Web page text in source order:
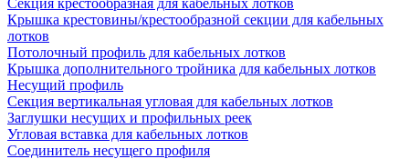
Секция крестообразная для кабельных лотков
Крышка крестовины/крестообразной секции для кабельных
лотков
Потолочный профиль для кабельных лотков
Крышка дополнительного тройника для кабельных лотков
Несущий профиль
Секция вертикальная угловая для кабельных лотков
Заглушки несущих и профильных реек
Угловая вставка для кабельных лотков
Соединитель несущего профиля